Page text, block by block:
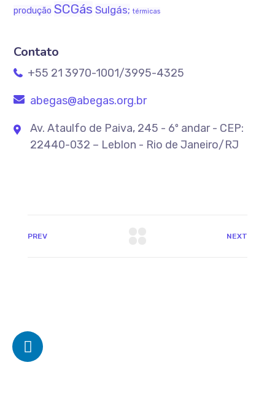
produção SCGás Sulgás; térmicas
Contato
+55 21 3970-1001/3995-4325
abegas@abegas.org.br
Av. Ataulfo de Paiva, 245 - 6º andar - CEP:
22440-032 – Leblon - Rio de Janeiro/RJ
PREV NEXT